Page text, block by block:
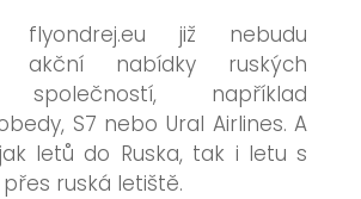
již nebudu
akční nabídky ruských
společností, například
S7 nebo Ural Airlines. A
letů do Ruska, tak i letu s
ruská letiště.